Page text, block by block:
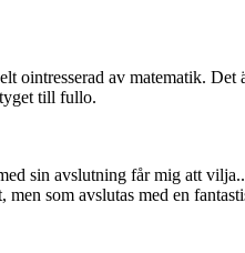
ointresserad av matematik.
till fullo.
sin avslutning får mig att
som avslutas med en